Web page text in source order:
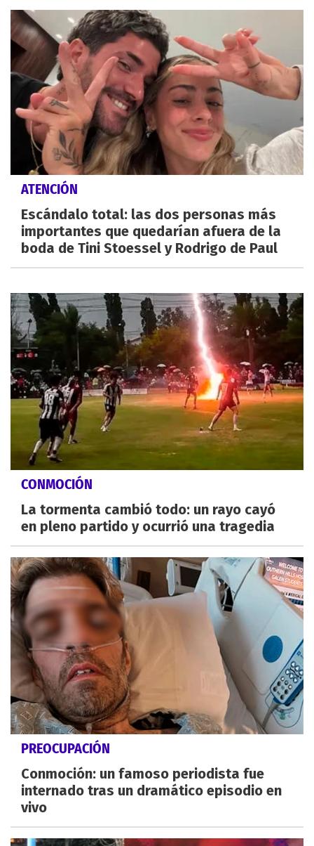
ATENCIÓN
Escándalo total: las dos personas más
importantes que quedarían afuera de la
boda de Tini Stoessel y Rodrigo de Paul
CONMOCIÓN
La tormenta cambió todo: un rayo cayó
en pleno partido y ocurrió una tragedia
PREOCUPACIÓN
Conmoción: un famoso periodista fue
internado tras un dramático episodio en
vivo